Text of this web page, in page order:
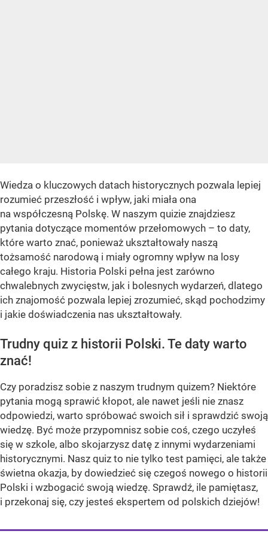
Wiedza o kluczowych datach historycznych pozwala lepiej
rozumieć przeszłość i wpływ, jaki miała ona
na współczesną Polskę. W naszym quizie znajdziesz
pytania dotyczące momentów przełomowych – to daty,
które warto znać, ponieważ ukształtowały naszą
tożsamość narodową i miały ogromny wpływ na losy
całego kraju. Historia Polski pełna jest zarówno
chwalebnych zwycięstw, jak i bolesnych wydarzeń, dlatego
ich znajomość pozwala lepiej zrozumieć, skąd pochodzimy
i jakie doświadczenia nas ukształtowały.
Trudny quiz z historii Polski. Te daty warto
znać!
Czy poradzisz sobie z naszym trudnym quizem? Niektóre
pytania mogą sprawić kłopot, ale nawet jeśli nie znasz
odpowiedzi, warto spróbować swoich sił i sprawdzić swoją
wiedzę. Być może przypomnisz sobie coś, czego uczyłeś
się w szkole, albo skojarzysz datę z innymi wydarzeniami
historycznymi. Nasz quiz to nie tylko test pamięci, ale także
świetna okazja, by dowiedzieć się czegoś nowego o historii
Polski i wzbogacić swoją wiedzę. Sprawdź, ile pamiętasz,
i przekonaj się, czy jesteś ekspertem od polskich dziejów!